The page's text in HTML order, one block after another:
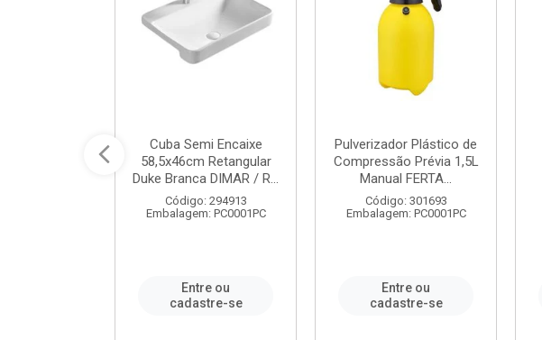
Cuba Semi Encaixe
58,5x46cm Retangular
Duke Branca DIMAR / R...
Código: 294913
Embalagem: PC0001PC
Entre ou
cadastre-se
Pulverizador Plástico de
Compressão Prévia 1,5L
Manual FERTA...
Código: 301693
Embalagem: PC0001PC
Entre ou
cadastre-se